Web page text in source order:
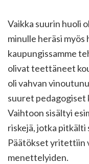
Vaikka suurin huoli
minulle heräsi myös
kaupungissamme
olivat teettäneet
oli vahvan
suuret pedagogiset
Vaihtoon sisältyi
riskejä, jotka
Päätökset yritettiin
menettelyiden.